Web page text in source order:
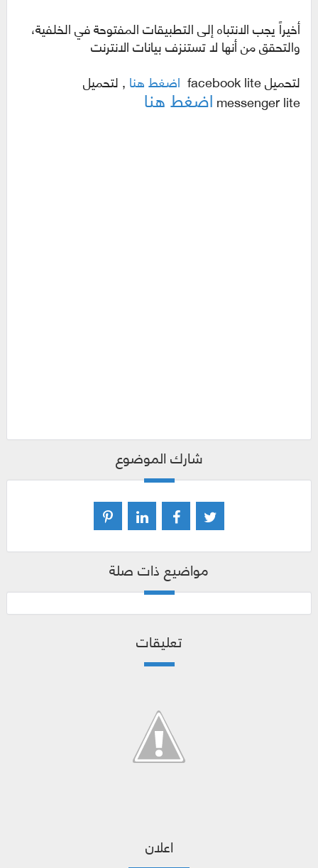
أخيراً يجب الانتباه إلى التطبيقات المفتوحة في الخلفية،
والتحقق من أنها لا تستنزف بيانات الانترنت
لتحميل facebook lite
اضغط هنا,لتحميل
messenger liteاضغط هنا
شارك الموضوع
مواضيع ذات صلة
تعليقات
اعلان